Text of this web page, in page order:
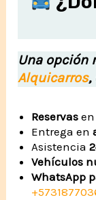
Una opción
Alquicarros,
Reservas
Entrega en
Asistencia
Vehículos
WhatsApp